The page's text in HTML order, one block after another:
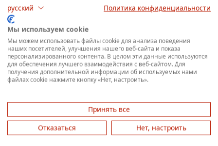
русский Политика конфиденциальности
Мы используем cookie
Мы можем использовать файлы cookie для анализа поведения
наших посетителей, улучшения нашего веб-сайта и показа
персонализированного контента. В целом эти данные используются
для обеспечения лучшего взаимодействия с веб-сайтом. Для
получения дополнительной информации об используемых нами
файлах cookie нажмите кнопку «Нет, настроить».
Принять все
Отказаться
Нет, настроить